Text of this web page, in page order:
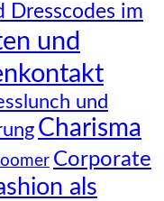
Dresscodes im
und
und
Charisma
Corporate
als